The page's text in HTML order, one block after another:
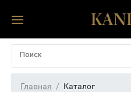
Главная Каталог